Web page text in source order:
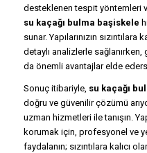
desteklenen tespit yöntemleri
su kaçağı bulma başiskele
sunar. Yapılarınızın
detaylı analizlerle
da önemli avantajlar elde
Sonuç itibariyle, su kaçağı
doğru ve güvenilir çözümü
uzman hizmetleri ile tanışın.
korumak için, profesyonel ve
faydalanın; sızıntılara kalıcı